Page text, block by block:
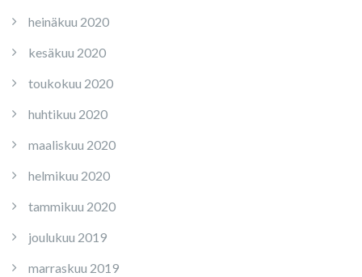
heinäkuu 2020
kesäkuu 2020
toukokuu 2020
huhtikuu 2020
maaliskuu 2020
helmikuu 2020
tammikuu 2020
joulukuu 2019
marraskuu 2019